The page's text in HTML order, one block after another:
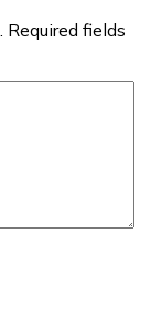
Required fields